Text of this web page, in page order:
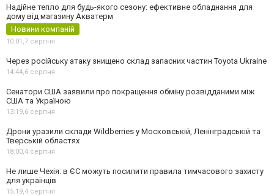
Надійне тепло для будь-якого сезону: ефективне обладнання для
дому від магазину Акватерм
Новини компаній
10:01,7 серпня
Через російську атаку знищено склад запасних частин Toyota Ukraine
14:44,6 серпня
Сенатори США заявили про покращення обміну розвідданими між
США та Україною
13:19,6 серпня
Дрони уразили склади Wildberries у Московській, Ленінградській та
Тверській областях
18:00,4 серпня
Не лише Чехія: в ЄС можуть посилити правила тимчасового захисту
для українців
15:19,4 серпня